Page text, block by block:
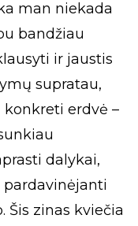
man niekada
bandžiau
ir jaustis
supratau,
erdvė –
dalykai,
pardavinėjanti
zinas kviečia